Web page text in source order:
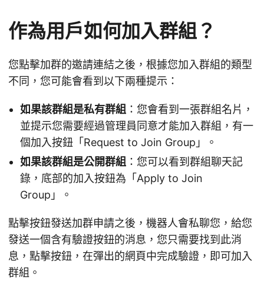
作為用戶如何加入群組？
您點擊加群的邀請連結之後，根據您加入群組的類型
不同，您可能會看到以下兩種提示：
如果該群組是私有群組 ：您會看到一張群組名片，
並提示您需要經過管理員同意才能加入群組，有一
個加入按鈕「Request to Join Group」。
如果該群組是公開群組 ：您可以看到群組聊天記
錄，底部的加入按鈕為「Apply to Join
Group」。
點擊按鈕發送加群申請之後，機器人會私聊您，給您
發送一個含有驗證按鈕的消息，您只需要找到此消
息，點擊按鈕，在彈出的網頁中完成驗證，即可加入
群組。